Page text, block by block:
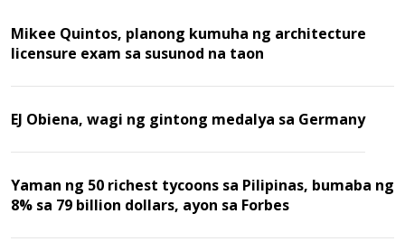
Mikee Quintos, planong kumuha ng architecture
licensure exam sa susunod na taon
EJ Obiena, wagi ng gintong medalya sa Germany
Yaman ng 50 richest tycoons sa Pilipinas, bumaba ng
8% sa 79 billion dollars, ayon sa Forbes